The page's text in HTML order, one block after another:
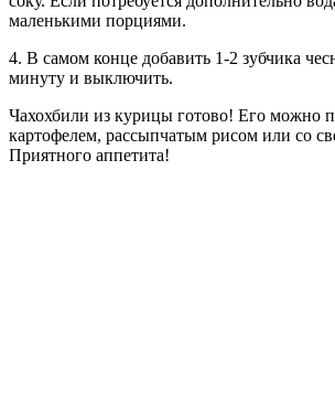
маленькими порциями.
4. В самом конце добавить 1-2 зубчика
минуту и выключить.
Чахохбили из курицы готово! Его можно
картофелем, рассыпчатым рисом или со
Приятного аппетита!